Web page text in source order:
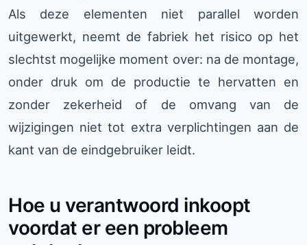
Als deze elementen niet parallel worden
uitgewerkt, neemt de fabriek het risico op het
slechtst mogelijke moment over: na de montage,
onder druk om de productie te hervatten en
zonder zekerheid of de omvang van de
wijzigingen niet tot extra verplichtingen aan de
kant van de eindgebruiker leidt.
Hoe u verantwoord inkoopt
voordat er een probleem